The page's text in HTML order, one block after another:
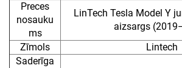
Preces
nosauku
ms
LinTech Tesla Model Y
aizsargs
Zīmols
Lintech
Saderīga